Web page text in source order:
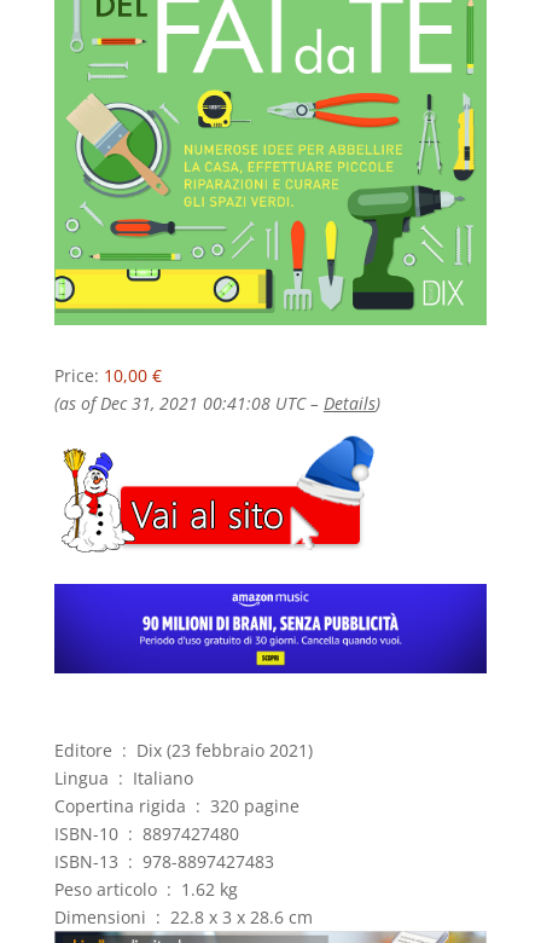
Price: 10,00 €
(as of Dec 31, 2021 00:41:08 UTC – Details)
Editore ‏ : ‎ Dix (23 febbraio 2021)
Lingua ‏ : ‎ Italiano
Copertina rigida ‏ : ‎ 320 pagine
ISBN-10 ‏ : ‎ 8897427480
ISBN-13 ‏ : ‎ 978-8897427483
Peso articolo ‏ : ‎ 1.62 kg
Dimensioni ‏ : ‎ 22.8 x 3 x 28.6 cm